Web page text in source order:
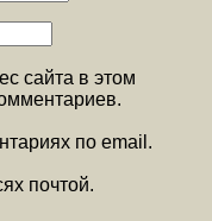
сайта в этом
по email.
почтой.